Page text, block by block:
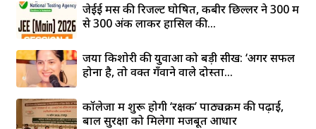
जेईई मेंस की रिजल्ट घोषित, कबीर छिल्लर ने 300 में
से 300 अंक लाकर हासिल की...
जया किशोरी की युवाओं को बड़ी सीख: ‘अगर सफल
होना है, तो वक्त गँवाने वाले दोस्तों...
कॉलेजों में शुरू होगी ‘रक्षक’ पाठ्यक्रम की पढ़ाई,
बाल सुरक्षा को मिलेगा मजबूत आधार